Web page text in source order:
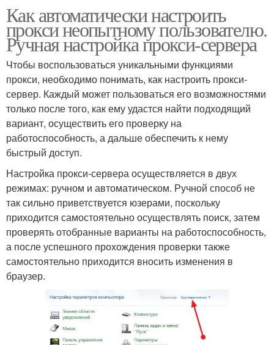
Как автоматически настроить
прокси неопытному пользователю.
Ручная настройка прокси-сервера
Чтобы воспользоваться уникальными функциями
прокси, необходимо понимать, как настроить прокси-
сервер. Каждый может пользоваться его возможностями
только после того, как ему удастся найти подходящий
вариант, осуществить его проверку на
работоспособность, а дальше обеспечить к нему
быстрый доступ.
Настройка прокси-сервера осуществляется в двух
режимах: ручном и автоматическом. Ручной способ не
так сильно приветствуется юзерами, поскольку
приходится самостоятельно осуществлять поиск, затем
проверять отобранные варианты на работоспособность,
а после успешного прохождения проверки также
самостоятельно приходится вносить изменения в
браузер.